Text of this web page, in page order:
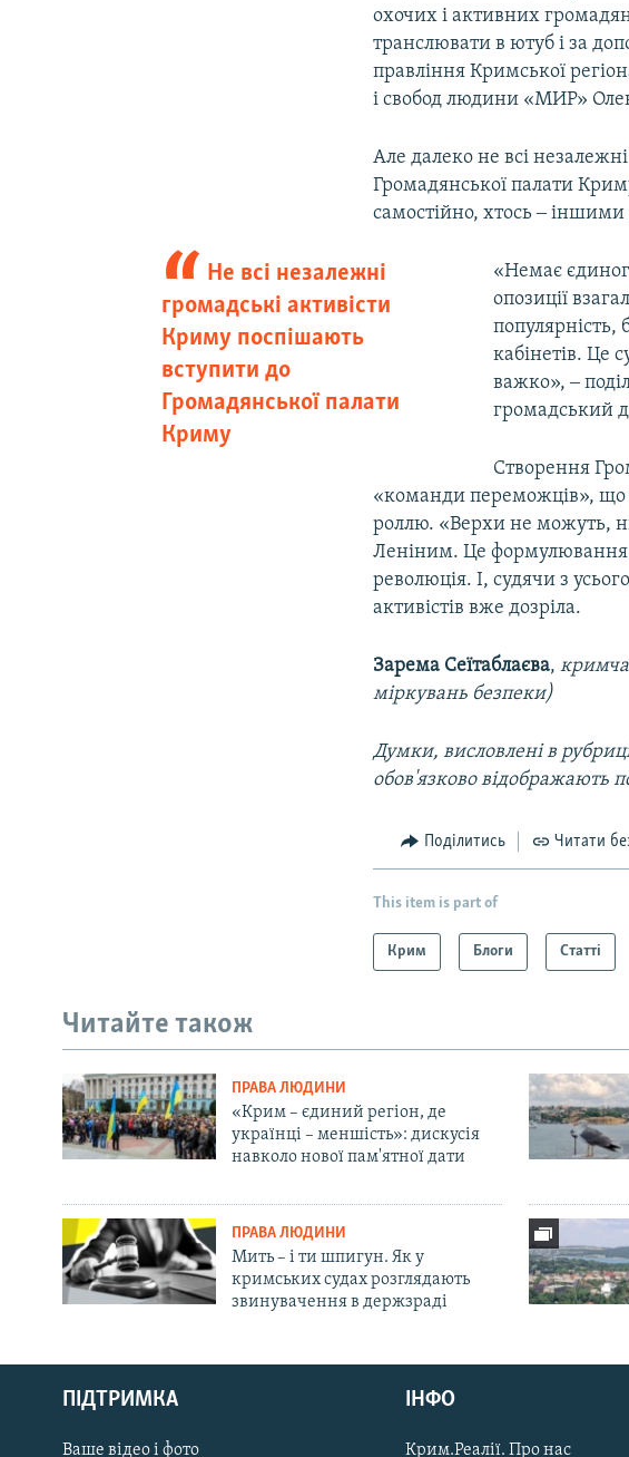
Русский
Qırımtatar
охочих і активних
транслювати в ютуб і за
правління Кримської
і свобод людини «МИР»
Але далеко не всі
Громадянської палати
самостійно, хтось ‒
Не всі незалежні
громадські активісти
Криму поспішають
вступити до
Громадянської палати
Криму
​«Немає
опозиції
популярність,
кабінетів. Це
важко», ‒
громадський
Створення
«команди переможців», що
роллю. «Верхи не можуть,
Леніним. Це формулювання
революція. І, судячи з
активістів вже дозріла.
Зарема Сеїтаблаєва,
міркувань безпеки)
Думки, висловлені в
обов'язково відображають
Поділитись Читати
This item is part of
Крим Блоги Статті
Читайте також
ПРАВА ЛЮДИНИ
«Крим – єдиний регіон, де
українці – меншість»: дискусія
навколо нової пам'ятної дати
ПРАВА ЛЮДИНИ
Мить – і ти шпигун. Як у
кримських судах розглядають
звинувачення в держзраді
ПІДТРИМКА
Ваше відео і фото
ІНФО
Крим.Реалії. Про нас